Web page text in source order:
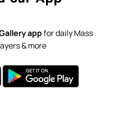
appfor daily Mass
& more